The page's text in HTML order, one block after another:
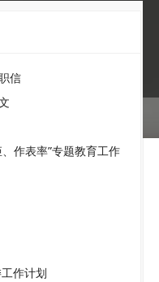
信
作表率”专题教育工作
作计划